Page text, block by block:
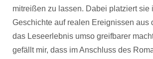
mitreißen zu lassen. Dabei platziert sie
Geschichte auf realen Ereignissen aus
das Leseerlebnis umso greifbarer
gefällt mir, dass im Anschluss des